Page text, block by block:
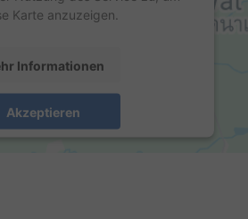
Karte anzuzeigen.
Informationen
Akzeptieren